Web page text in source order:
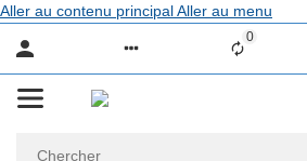
Aller au contenu principalAller au menu
0Liste ist